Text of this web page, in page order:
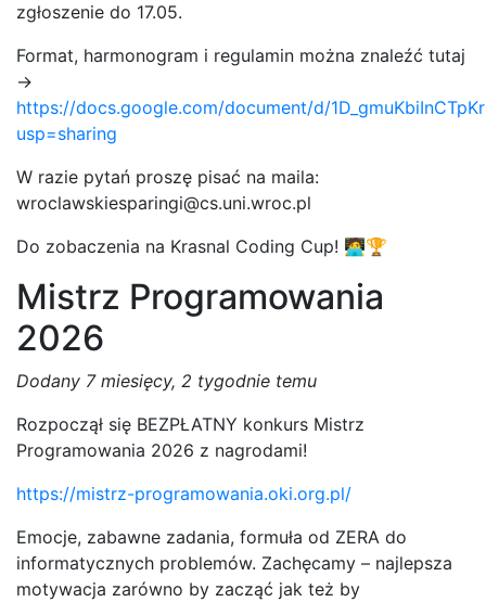
zgłoszenie do 17.05.
Format, harmonogram i regulamin można znaleźć tutaj
->
https://docs.google.com/document/d/
usp=sharing
W razie pytań proszę pisać na maila:
wroclawskiesparingi@cs.uni.wroc.pl
Do zobaczenia na Krasnal Coding Cup! 🧑‍💻🏆
Mistrz Programowania
2026
Dodany 7 miesięcy, 2 tygodnie temu
Rozpoczął się BEZPŁATNY konkurs Mistrz
Programowania 2026 z nagrodami!
https://mistrz-programowania.oki.org.pl/
Emocje, zabawne zadania, formuła od ZERA do
informatycznych problemów. Zachęcamy – najlepsza
motywacja zarówno by zacząć jak też by